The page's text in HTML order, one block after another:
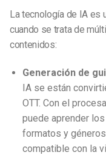
La tecnología de IA es
cuando se trata de
contenidos:
Generación de
IA se están
OTT. Con el
puede aprender
formatos y
compatible con la